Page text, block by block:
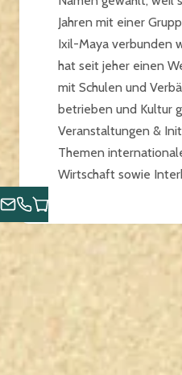
Jahren mit einer
Ixil-Maya verbunden
hat seit jeher einen
mit Schulen und
betrieben und Kultur
Veranstaltungen &
Themen
Wirtschaft sowie